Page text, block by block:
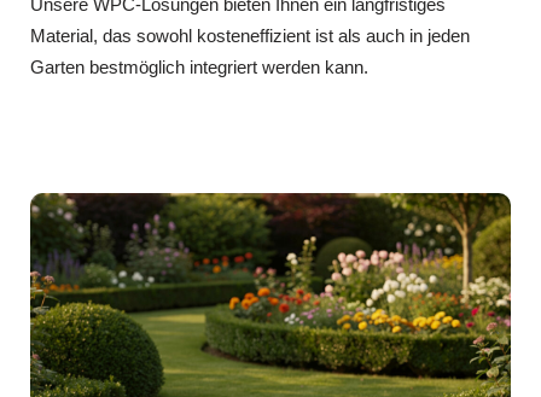
Material, das sowohl kosteneffizient ist als auch in jeden
Garten bestmöglich integriert werden kann.